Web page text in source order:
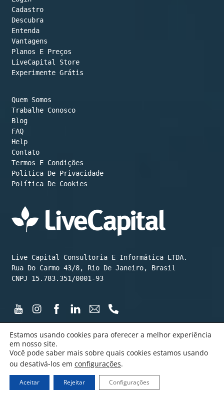
Cadastro
Descubra
Entenda
Vantagens
Planos E Preços
LiveCapital Store
Experimente Grátis
Quem Somos
Trabalhe Conosco
Blog
FAQ
Help
Contato
Termos E Condições
Política De Cookies
Live Capital Consultoria E Informática LTDA.
Rua Do Carmo 43/8, Rio De Janeiro, Brasil
CNPJ 15.783.351/0001-93
©️ LiveCapital 2015 até hoje
Feito com ❤️💰😄 por LiveCapital
Estamos usando cookies para oferecer a melhor experiência
em nosso site.
Você pode saber mais sobre quais cookies estamos usando
ou desativá-los em configurações.
Aceitar Rejeitar Configurações